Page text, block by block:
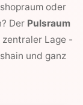
oder
Der Pulsraum
Lage -
und ganz